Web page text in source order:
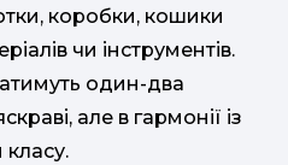
коробки, кошики
чи інструментів.
один-два
але в гармонії із